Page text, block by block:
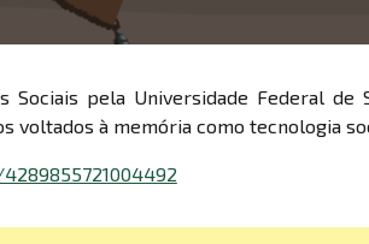
Sociais pela Universidade Federal
voltados à memória como tecnologia